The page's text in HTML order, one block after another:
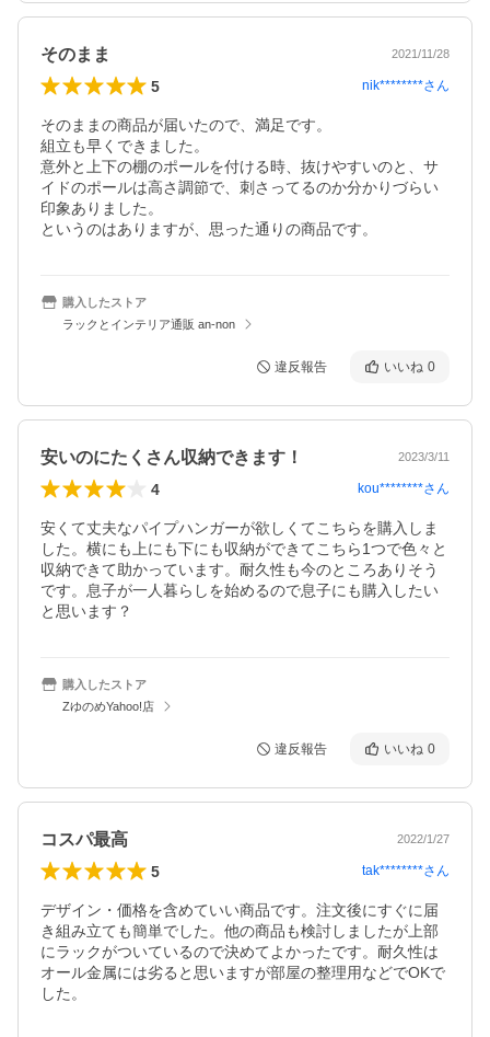
そのまま 2021/11/28
5 nik********さん
そのままの商品が届いたので、満足です。
組立も早くできました。
意外と上下の棚のポールを付ける時、抜けやすいのと、サ
イドのポールは高さ調節で、刺さってるのか分かりづらい
印象ありました。
というのはありますが、思った通りの商品です。
購入したストア
ラックとインテリア通販 an-non
違反報告 いいね 0
安いのにたくさん収納できます！ 2023/3/11
4 kou********さん
安くて丈夫なパイプハンガーが欲しくてこちらを購入しま
した。横にも上にも下にも収納ができてこちら1つで色々と
収納できて助かっています。耐久性も今のところありそう
です。息子が一人暮らしを始めるので息子にも購入したい
と思います？
購入したストア
ZゆのめYahoo!店
違反報告 いいね 0
コスパ最高 2022/1/27
5 tak********さん
デザイン・価格を含めていい商品です。注文後にすぐに届
き組み立ても簡単でした。他の商品も検討しましたが上部
にラックがついているので決めてよかったです。耐久性は
オール金属には劣ると思いますが部屋の整理用などでOKで
した。